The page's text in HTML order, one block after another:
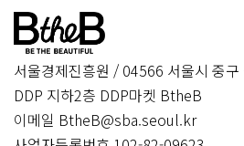
서울경제진흥원 / 04566 서울시 중
DDP 지하2층 DDP마켓 BtheB
이메일 BtheB@sba.seoul.kr